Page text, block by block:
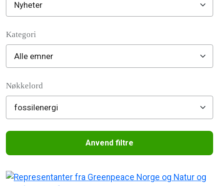
Kategori
Nøkkelord
Anvend filtre
Filtered results